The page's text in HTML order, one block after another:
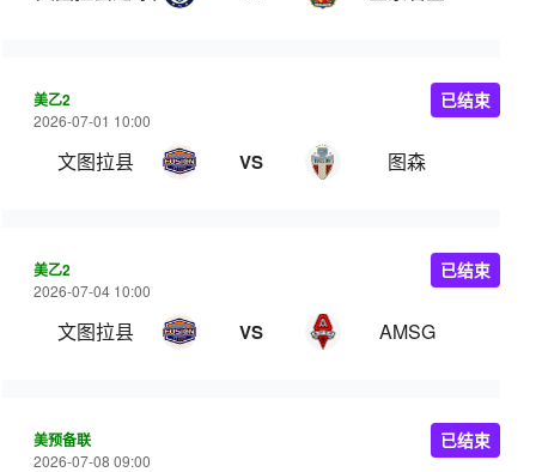
美乙2
2026-07-01 10:00
文图拉县 VS 图森
已结束
美乙2
2026-07-04 10:00
文图拉县 VS AMSG
已结束
美预备联
2026-07-08 09:00
已结束